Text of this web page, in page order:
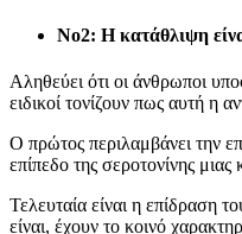
Νο2: Η κατάθλιψη
Αληθεύει ότι οι άνθρωποι
ειδικοί τονίζουν πως αυτή η
Ο πρώτος περιλαμβάνει την
επίπεδο της σεροτονίνης
Τελευταία είναι η επίδραση
είναι, έχουν το κοινό